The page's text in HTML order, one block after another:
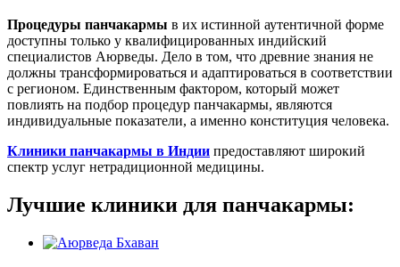
Процедуры панчакармы в их истинной аутентичной форме
доступны только у квалифицированных индийский
специалистов Аюрведы. Дело в том, что древние знания не
должны трансформироваться и адаптироваться в соответствии
с регионом. Единственным фактором, который может
повлиять на подбор процедур панчакармы, являются
индивидуальные показатели, а именно конституция человека.
Клиники панчакармы в Индии предоставляют широкий
спектр услуг нетрадиционной медицины.
Лучшие клиники для панчакармы: